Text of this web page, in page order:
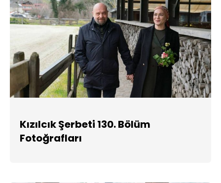
Kızılcık Şerbeti 130. Bölüm
Fotoğrafları